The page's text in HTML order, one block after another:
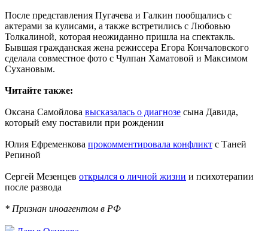
После представления Пугачева и Галкин пообщались с
актерами за кулисами, а также встретились с Любовью
Толкалиной, которая неожиданно пришла на спектакль.
Бывшая гражданская жена режиссера Егора Кончаловского
сделала совместное фото с Чулпан Хаматовой и Максимом
Сухановым.
Читайте также:
Оксана Самойлова высказалась о диагнозе сына Давида,
который ему поставили при рождении
Юлия Ефременкова прокомментировала конфликт с Таней
Репиной
Сергей Мезенцев открылся о личной жизни и психотерапии
после развода
* Признан иноагентом в РФ